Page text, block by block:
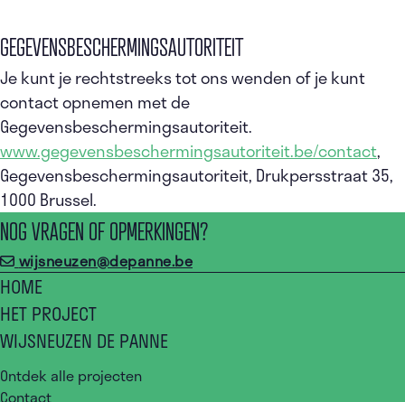
GEGEVENSBESCHERMINGSAUTORITEIT
Je kunt je rechtstreeks tot ons wenden of je kunt
contact opnemen met de
Gegevensbeschermingsautoriteit.
www.gegevensbeschermingsautoriteit.be/contact,
Gegevensbeschermingsautoriteit, Drukpersstraat 35,
1000 Brussel.
NOG VRAGEN OF OPMERKINGEN?
wijsneuzen@depanne.be
HOME
HET PROJECT
WIJSNEUZEN DE PANNE
Ontdek alle projecten
Contact